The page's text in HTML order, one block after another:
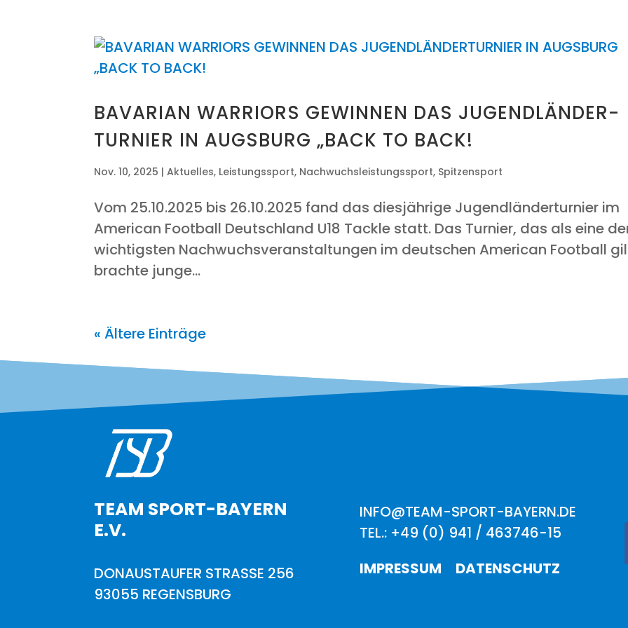
BAVA­RI­AN WAR­RI­ORS GEWIN­NEN DAS JUGEND­LÄN­DER­
TUR­NIER IN AUGS­BURG „BACK TO BACK!
Nov. 10, 2025 |Aktuelles, Leistungssport, Nachwuchsleistungssport, Spitzensport
Vom 25.10.2025 bis 26.10.2025 fand das dies­jäh­ri­ge Jugend­län­der­tur­nier im
Ame­ri­can Foot­ball Deutsch­land U18 Tack­le statt. Das Tur­nier, das als eine
wich­tigs­ten Nach­wuchs­ver­an­stal­tun­gen im deut­schen Ame­ri­can Foot­ball
brach­te jun­ge...
« Ältere Einträge
TEAM SPORT-BAYERN
E.V.
DONAUSTAUFER STRASSE 256
93055 REGENSBURG
INFO@TEAM-SPORT-BAYERN.DE
TEL.: +49 (0) 941 / 463746-15
IMPRESSUM
DATENSCHUTZ